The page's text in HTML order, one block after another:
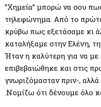
”Χημεία” μπορώ να σου
τηλεφώνημα. Από το
κρύβω πως εξετάσαμε κι
καταλήξαμε στην Ελένη,
Ήταν η καλύτερη για να με
επιβεβαιώθηκε και στις
γνωριζόμασταν πριν-,
.Νομίζω ότι δένουμε όλο